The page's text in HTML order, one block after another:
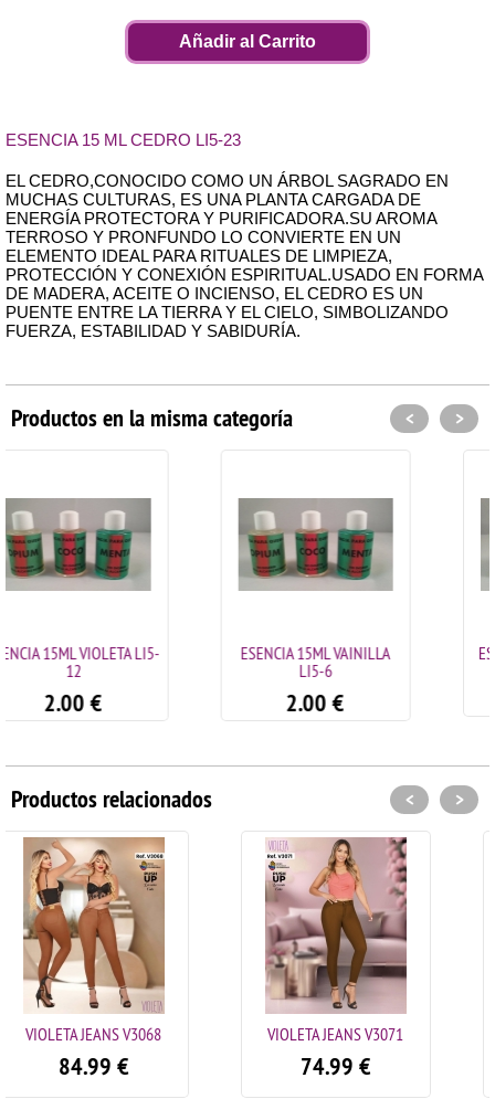
Añadir al Carrito
ESENCIA 15 ML CEDRO LI5-23
EL CEDRO,CONOCIDO COMO UN ÁRBOL SAGRADO EN
MUCHAS CULTURAS, ES UNA PLANTA CARGADA DE
ENERGÍA PROTECTORA Y PURIFICADORA.SU AROMA
TERROSO Y PRONFUNDO LO CONVIERTE EN UN
ELEMENTO IDEAL PARA RITUALES DE LIMPIEZA,
PROTECCIÓN Y CONEXIÓN ESPIRITUAL.USADO EN FORMA
DE MADERA, ACEITE O INCIENSO, EL CEDRO ES UN
PUENTE ENTRE LA TIERRA Y EL CIELO, SIMBOLIZANDO
FUERZA, ESTABILIDAD Y SABIDURÍA.
Productos en la misma categoría
ESENCIA 15ML VAINILLA
ESENCIA 15ML MIEL LI5-8
< >
Productos relacionados
VIOLETA JEANS V3071 VIOLETA JEANS V3067
< >